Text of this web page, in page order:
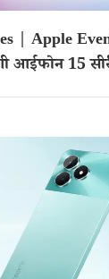
| Apple
आईफोन 15